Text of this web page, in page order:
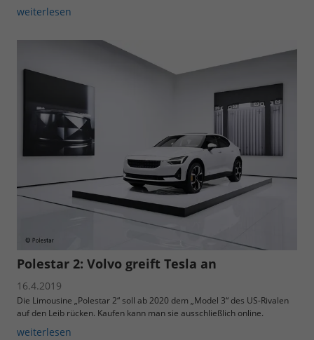
weiterlesen
Polestar 2: Volvo greift Tesla an
16.4.2019
Die Limousine „Polestar 2“ soll ab 2020 dem „Model 3“ des US-Rivalen
auf den Leib rücken. Kaufen kann man sie ausschließlich online.
weiterlesen